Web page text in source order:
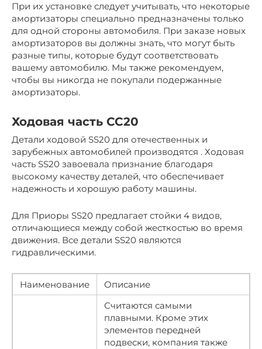
При их установке следует учитывать, что некоторые
амортизаторы специально предназначены только
для одной стороны автомобиля. При заказе новых
амортизаторов вы должны знать, что могут быть
разные типы, которые будут соответствовать
вашему автомобилю. Мы также рекомендуем,
чтобы вы никогда не покупали подержанные
амортизаторы.
Ходовая часть СС20
Детали ходовой SS20 для отечественных и
зарубежных автомобилей производятся . Ходовая
часть SS20 завоевала признание благодаря
высокому качеству деталей, что обеспечивает
надежность и хорошую работу машины.
Для Приоры SS20 предлагает стойки 4 видов,
отличающиеся между собой жесткостью во время
движения. Все детали SS20 являются
гидравлическими.
Наименование Описание
Считаются самыми
плавными. Кроме этих
элементов передней
подвески, компания также